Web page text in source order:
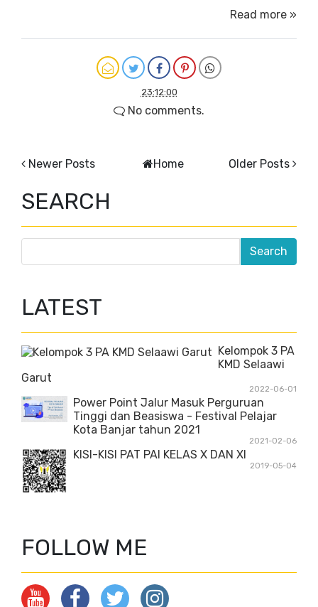
Read more »
23:12:00
No comments.
Newer Posts Older Posts
Home
SEARCH
LATEST
Kelompok 3 PA
KMD Selaawi
Garut
2022-06-01
Power Point Jalur Masuk Perguruan
Tinggi dan Beasiswa - Festival Pelajar
Kota Banjar tahun 2021
2021-02-06
KISI-KISI PAT PAI KELAS X DAN XI
2019-05-04
FOLLOW ME